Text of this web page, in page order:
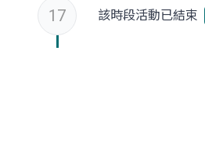
17 該時段活動已結束